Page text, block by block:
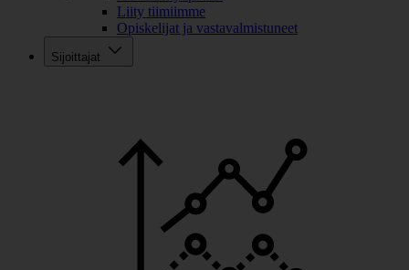
Liity tiimiimme
Opiskelijat ja vastavalmistuneet
Sijoittajat